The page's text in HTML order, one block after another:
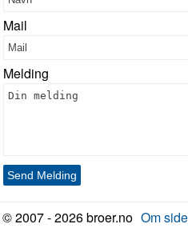
Mail
Melding
Send Melding
© 2007 - 2026 broer.no Om